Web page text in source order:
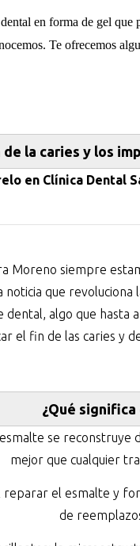
en forma de gel
Te ofrecemos
de la caries y los
en Clínica Dental
Moreno siempre
noticia que
algo que hasta
el fin de las caries y
¿Qué significa
se
mejor que cualquier
reparar el esmalte y
de